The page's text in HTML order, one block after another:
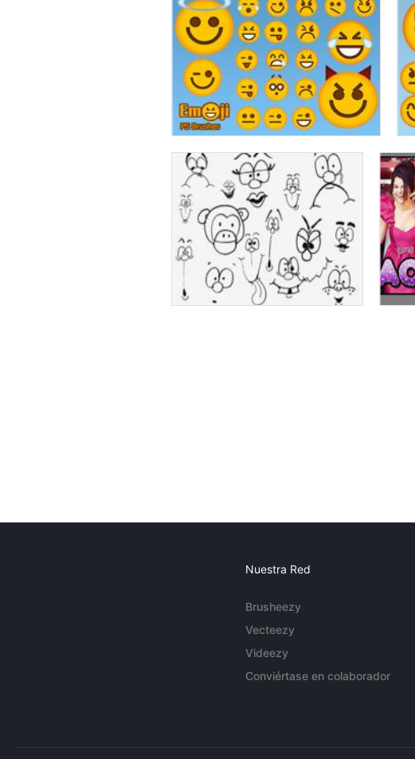
Nuestra Red
Brusheezy
Vecteezy
Videezy
Conviértase en colaborador